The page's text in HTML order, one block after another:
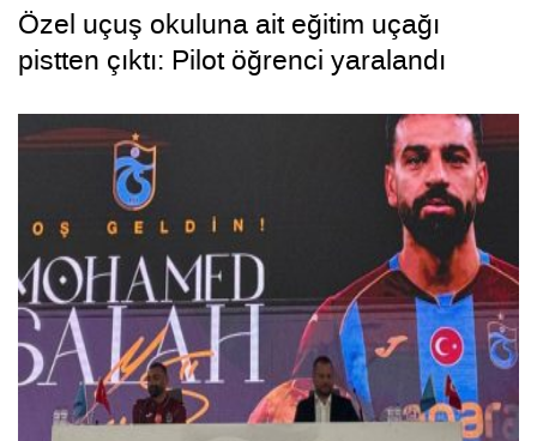
Özel uçuş okuluna ait eğitim uçağı
pistten çıktı: Pilot öğrenci yaralandı